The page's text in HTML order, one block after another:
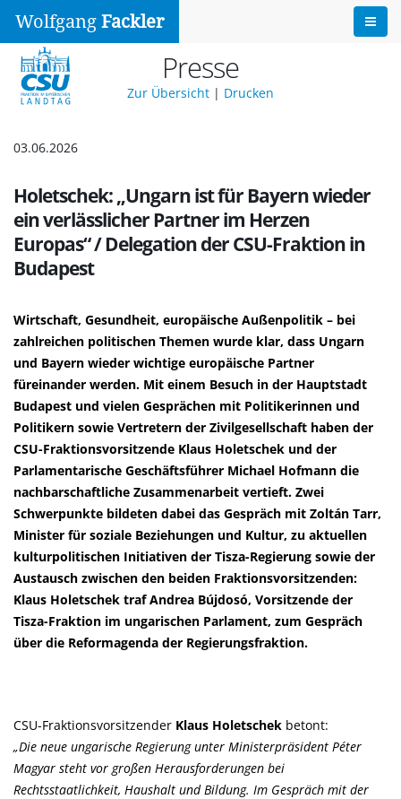
Wolfgang Fackler
Presse
Zur Übersicht | Drucken
03.06.2026
Holetschek: „Ungarn ist für Bayern wieder
ein verlässlicher Partner im Herzen
Europas“ / Delegation der CSU-Fraktion in
Budapest
Wirtschaft, Gesundheit, europäische Außenpolitik – bei
zahlreichen politischen Themen wurde klar, dass Ungarn
und Bayern wieder wichtige europäische Partner
füreinander werden. Mit einem Besuch in der Hauptstadt
Budapest und vielen Gesprächen mit Politikerinnen und
Politikern sowie Vertretern der Zivilgesellschaft haben der
CSU-Fraktionsvorsitzende Klaus Holetschek und der
Parlamentarische Geschäftsführer Michael Hofmann die
nachbarschaftliche Zusammenarbeit vertieft. Zwei
Schwerpunkte bildeten dabei das Gespräch mit Zoltán Tarr,
Minister für soziale Beziehungen und Kultur, zu aktuellen
kulturpolitischen Initiativen der Tisza-Regierung sowie der
Austausch zwischen den beiden Fraktionsvorsitzenden:
Klaus Holetschek traf Andrea Bújdosó, Vorsitzende der
Tisza-Fraktion im ungarischen Parlament, zum Gespräch
über die Reformagenda der Regierungsfraktion.
CSU-Fraktionsvorsitzender Klaus Holetschek betont:
Die neue ungarische Regierung unter Ministerpräsident Péter
Magyar steht vor großen Herausforderungen bei
Rechtsstaatlichkeit, Haushalt und Bildung. Im Gespräch mit der